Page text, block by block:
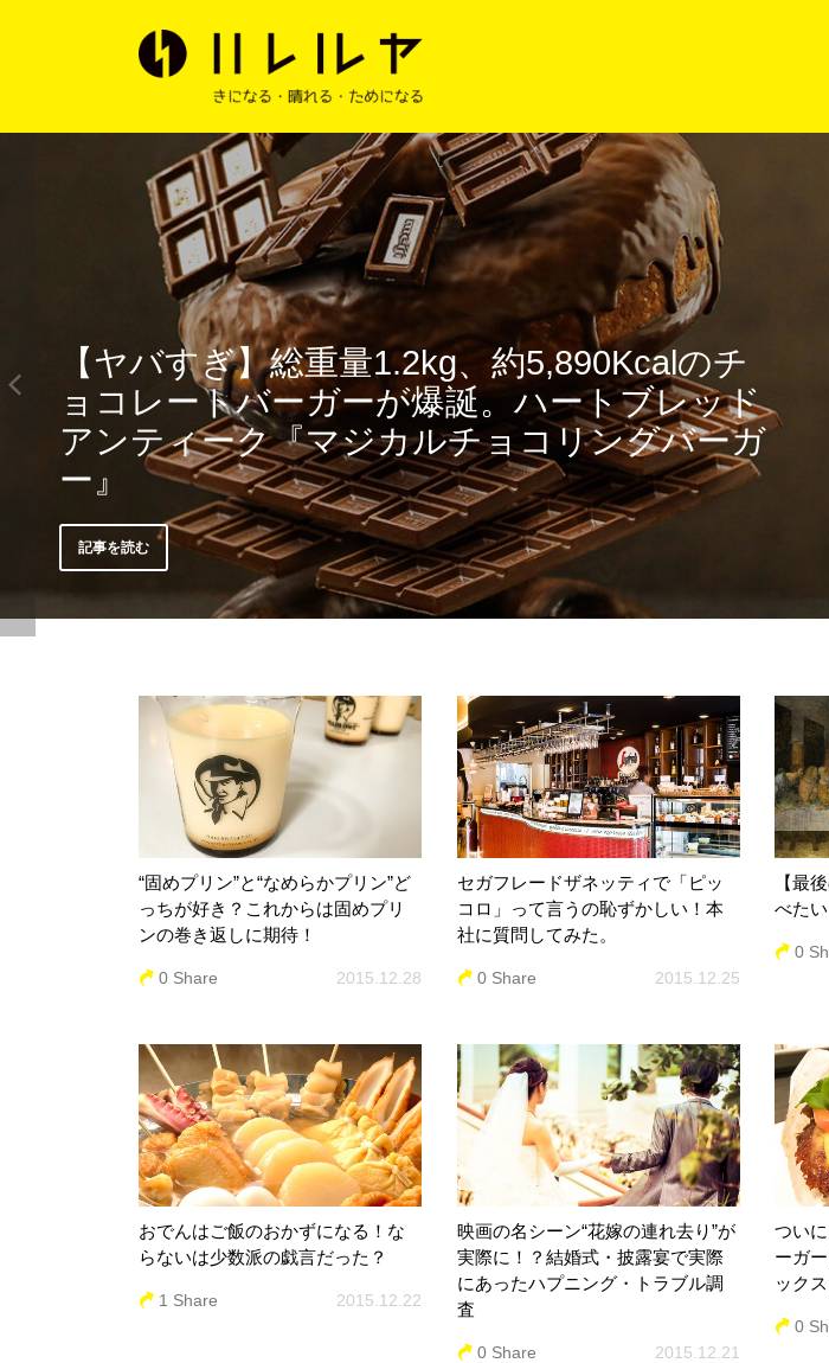
ミスタードーナツが「ゴディバ」と初の共同
開発したプレミアムドーナツ
記事を読む
“固めプリン”と“なめらかプリン”ど
っちが好き？これからは固めプリ
ンの巻き返しに期待！
0 Share 2015.12.28
セガフレードザネッティで「ピッ
コロ」って言うの恥ずかしい！本
社に質問してみた。
0 Share 2015.12.25
【最
べた
0
おでんはご飯のおかずになる！な
らないは少数派の戯言だった？
1 Share 2015.12.22
映画の名シーン“花嫁の連れ去り”が
実際に！？結婚式・披露宴で実際
にあったハプニング・トラブル調
査
0 Share 2015.12.21
つい
ーガ
ック
0